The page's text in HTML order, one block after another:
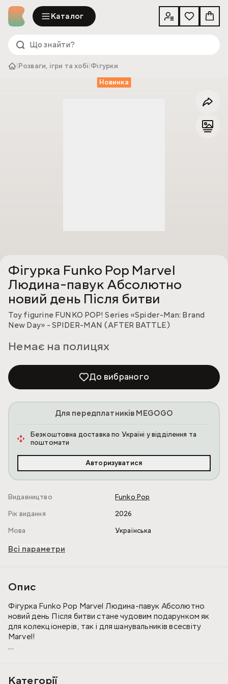
Каталог
Розваги, ігри та хобі Фігурки
Новинка
Фігурка Funko Pop Marvel
Людина-павук Абсолютно
новий день Після битви
Toy figurine FUNKO POP! Series «Spider-Man: Brand
New Day» - SPIDER-MAN (AFTER BATTLE)
Немає на полицях
До вибраного
Для передплатників MEGOGO
Безкоштовна доставка по Україні у відділення та
поштомати
Авторизуватися
Видавництво
Funko Pop
Рік видання
2026
Мова
Українська
Всі параметри
Опис
Фігурка Funko Pop Marvel Людина-павук Абсолютно
новий день Після битви стане чудовим подарунком як
для колекціонерів, так і для шанувальників всесвіту
Marvel!
радіоактивного павука і став одним із найулюбленіших
Категорії